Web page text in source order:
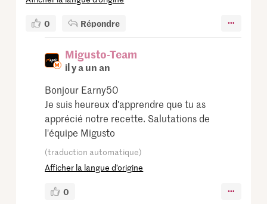
0 Répondre
Migusto-Team
il y a un an
Bonjour Earny50
Je suis heureux d'apprendre que tu as
apprécié notre recette. Salutations de
l'équipe Migusto
(traduction automatique)
Afficher la langue d’origine
0